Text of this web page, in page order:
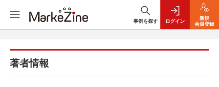
事例を探す ログイン
新規
会員登録
著者情報